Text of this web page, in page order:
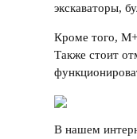
экскаваторы,
Кроме того,
Также стоит
В нашем